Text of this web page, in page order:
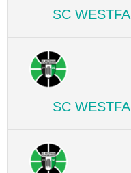
SC
SC